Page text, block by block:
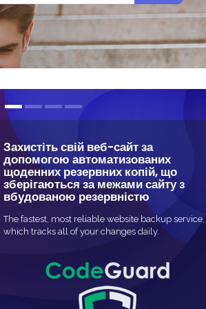
Захистіть свій веб-сайт за
допомогою автоматизованих
щоденних резервних копій, що
зберігаються за межами сайту з
вбудованою резервністю
The fastest, most reliable website backup service,
which tracks all of your changes daily.